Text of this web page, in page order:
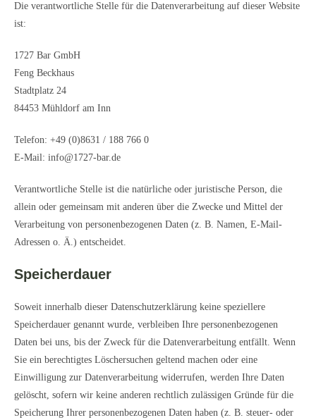
Die verantwortliche Stelle für die Datenverarbeitung auf dieser Website
ist:
1727 Bar GmbH
Feng Beckhaus
Stadtplatz 24
84453 Mühldorf am Inn
Telefon: +49 (0)8631 / 188 766 0
E-Mail: info@1727-bar.de
Verantwortliche Stelle ist die natürliche oder juristische Person, die
allein oder gemeinsam mit anderen über die Zwecke und Mittel der
Verarbeitung von personenbezogenen Daten (z. B. Namen, E-Mail-
Adressen o. Ä.) entscheidet.
Speicherdauer
Soweit innerhalb dieser Datenschutzerklärung keine speziellere
Speicherdauer genannt wurde, verbleiben Ihre personenbezogenen
Daten bei uns, bis der Zweck für die Datenverarbeitung entfällt. Wenn
Sie ein berechtigtes Löschersuchen geltend machen oder eine
Einwilligung zur Datenverarbeitung widerrufen, werden Ihre Daten
gelöscht, sofern wir keine anderen rechtlich zulässigen Gründe für die
Speicherung Ihrer personenbezogenen Daten haben (z. B. steuer- oder